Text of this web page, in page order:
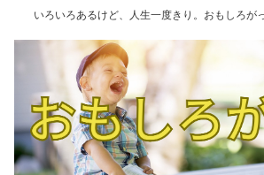
いろいろあるけど、人生一度きり。おもしろが